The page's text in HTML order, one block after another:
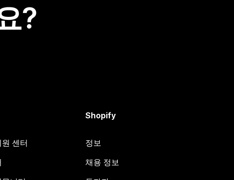
?
센터
Shopify
정보
채용 정보